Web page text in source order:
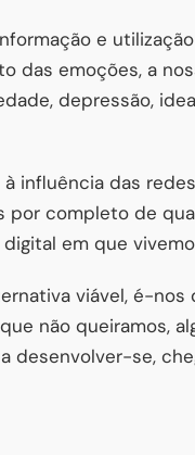
e
das emoções, a
depressão,
influência das
por completo de
em que
viável, é-nos
não queiramos,
desenvolver-se,